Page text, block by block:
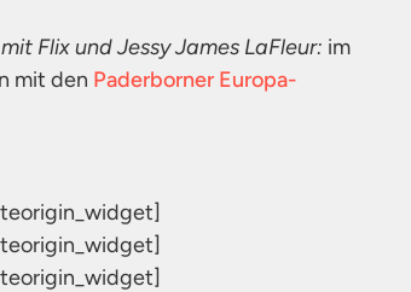
Flix und Jessy James LaFleur: im
mit den Paderborner Europa-